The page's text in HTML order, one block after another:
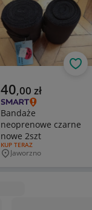
Aktualna cena
40,00 zł
Bandaże
neoprenowe czarne
nowe 2szt
RODZAJ OFERTY:
KUP TERAZ
Miejscowość
Jaworzno